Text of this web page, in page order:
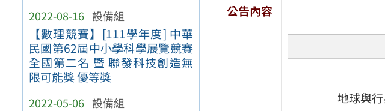
2022-08-16 設備組
【數理競賽】[111學年度] 中華
民國第62屆中小學科學展覽競賽
全國第二名 暨 聯發科技創造無
限可能獎 優等獎
2022-05-06 設備組
公告內容
地球與